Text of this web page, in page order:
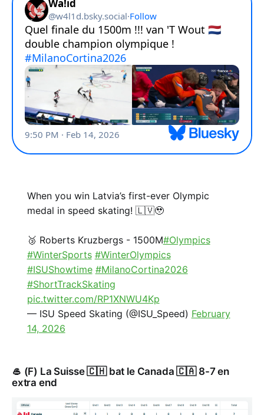
When you win Latvia’s first-ever Olympic
medal in speed skating! 🇱🇻🥹
🥉 Roberts Kruzbergs - 1500M#Olympics
#WinterSports #WinterOlympics
#ISUShowtime #MilanoCortina2026
#ShortTrackSkating
pic.twitter.com/RP1XNWU4Kp
— ISU Speed Skating (@ISU_Speed) February
14, 2026
🥌 (F) La Suisse 🇨🇭 bat le Canada 🇨🇦 8-7 en
extra end